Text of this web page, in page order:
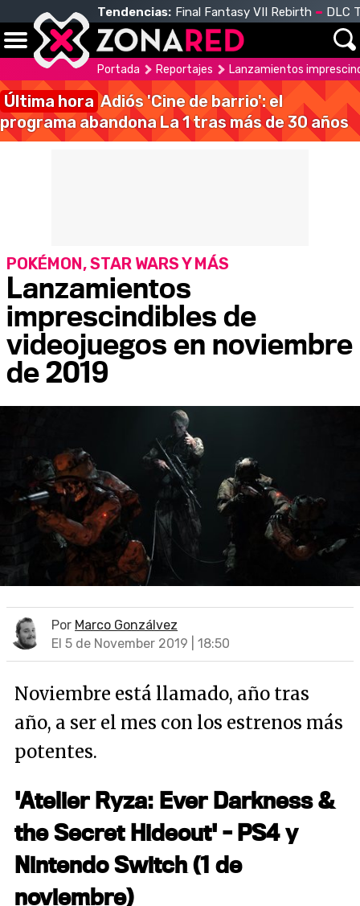
Tendencias: Final Fantasy VII Rebirth DLC
Portada Reportajes Lanzamientos
Última hora Adiós 'Cine de barrio': el
programa abandona La 1 tras más de 30 años
Lanzamientos
imprescindibles de
videojuegos en noviembre
de 2019
POKÉMON, STAR WARS Y MÁS
Por Marco Gonzálvez
El 5 de November 2019 | 18:50
Noviembre está llamado, año tras
año, a ser el mes con los estrenos más
potentes.
'Atelier Ryza: Ever Darkness &
the Secret Hideout' - PS4 y
Nintendo Switch (1 de
noviembre)